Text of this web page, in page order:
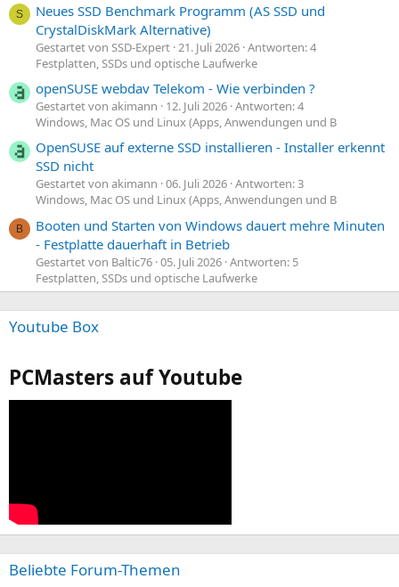
S
Neues SSD Benchmark Programm (AS SSD und
CrystalDiskMark Alternative)
Gestartet von SSD-Expert 21. Juli 2026 Antworten: 4
Festplatten, SSDs und optische Laufwerke
openSUSE webdav Telekom - Wie verbinden ?
Gestartet von akimann 12. Juli 2026 Antworten: 4
Windows, Mac OS und Linux (Apps, Anwendungen und B
OpenSUSE auf externe SSD installieren - Installer erkennt
SSD nicht
Gestartet von akimann 06. Juli 2026 Antworten: 3
Windows, Mac OS und Linux (Apps, Anwendungen und B
B
Booten und Starten von Windows dauert mehre Minuten
- Festplatte dauerhaft in Betrieb
Gestartet von Baltic76 05. Juli 2026 Antworten: 5
Festplatten, SSDs und optische Laufwerke
Youtube Box
PCMasters auf Youtube
Beliebte Forum-Themen